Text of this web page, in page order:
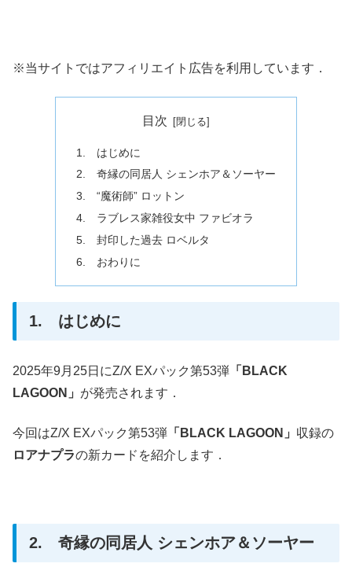
※当サイトではアフィリエイト広告を利用しています．
目次
1. はじめに
2. 奇縁の同居人 シェンホア＆ソーヤー
3. “魔術師” ロットン
4. ラブレス家雑役女中 ファビオラ
5. 封印した過去 ロベルタ
6. おわりに
1. はじめに
2025年9月25日にZ/X EXパック第53弾 「BLACK
LAGOON」 が発売されます．
今回はZ/X EXパック第53弾 「BLACK LAGOON」 収録の
ロアナプラの新カードを紹介します．
2. 奇縁の同居人 シェンホア＆ソーヤー